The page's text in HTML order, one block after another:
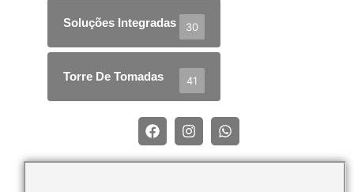
Soluções Integradas 30
Torre De Tomadas 41